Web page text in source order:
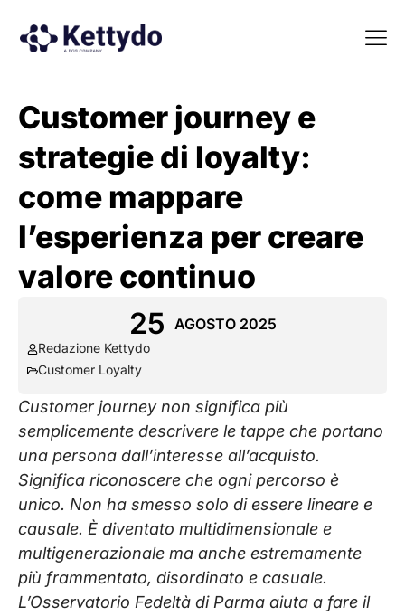
Customer journey e
strategie di loyalty:
come mappare
l’esperienza per creare
valore continuo
25 AGOSTO 2025
Redazione Kettydo
Customer Loyalty
Customer journey non significa più
semplicemente descrivere le tappe che portano
una persona dall’interesse all’acquisto.
Significa riconoscere che ogni percorso è
unico. Non ha smesso solo di essere lineare e
causale. È diventato multidimensionale e
multigenerazionale ma anche estremamente
più frammentato, disordinato e casuale.
L’Osservatorio Fedeltà di Parma aiuta a fare il